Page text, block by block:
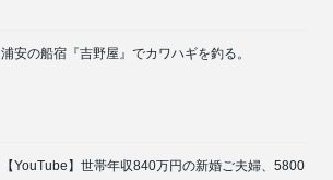
浦安の船宿『吉野屋』でカワハギを釣る。
【YouTube】世帯年収840万円の新婚ご夫婦、5800